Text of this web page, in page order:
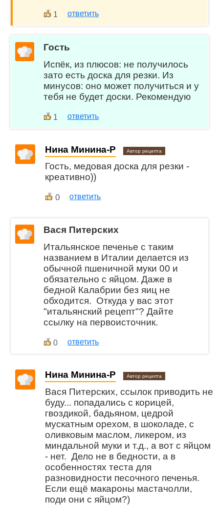
1 ответить
Гость
Испёк, из плюсов: не получилось
зато есть доска для резки. Из
минусов: оно может получиться и у
тебя не будет доски. Рекомендую
1 ответить
Нина Минина-Р Автор рецепта
Гость, медовая доска для резки -
креативно))
0 ответить
Вася Питерских
Итальянское печенье с таким
названием в Италии делается из
обычной пшеничной муки 00 и
обязательно с яйцом. Даже в
бедной Калабрии без яиц не
обходится. Откуда у вас этот
"итальянский рецепт"? Дайте
ссылку на первоисточник.
0 ответить
Нина Минина-Р Автор рецепта
Вася Питерских, ссылок приводить не
буду... попадались с корицей,
гвоздикой, бадьяном, цедрой
мускатным орехом, в шоколаде, с
оливковым маслом, ликером, из
миндальной муки и т.д., а вот с яйцом
- нет. Дело не в бедности, а в
особенностях теста для
разновидности песочного печенья.
Если ещё макароны мастачолли,
поди они с яйцом?)